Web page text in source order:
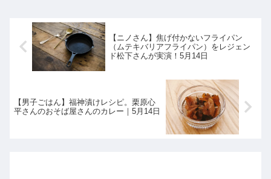
【ニノさん】焦げ付かないフライパン
（ムテキバリアフライパン）をレジェン
ド松下さんが実演！5月14日
【男子ごはん】福神漬けレシピ。栗原心
平さんのおそば屋さんのカレー｜5月14日